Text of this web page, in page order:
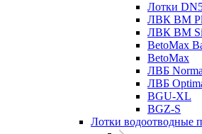
Лотки
ЛВК ВМ
ЛВК ВМ
BetoMax
BetoMax
ЛВБ Norma
ЛВБ
BGU-XL
BGZ-S
Лотки водоотводные